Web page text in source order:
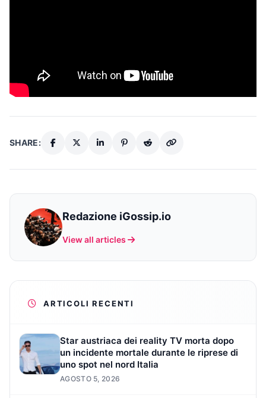
SHARE:
Redazione iGossip.io
View all articles
ARTICOLI RECENTI
Star austriaca dei reality TV morta dopo
un incidente mortale durante le riprese di
uno spot nel nord Italia
AGOSTO 5, 2026